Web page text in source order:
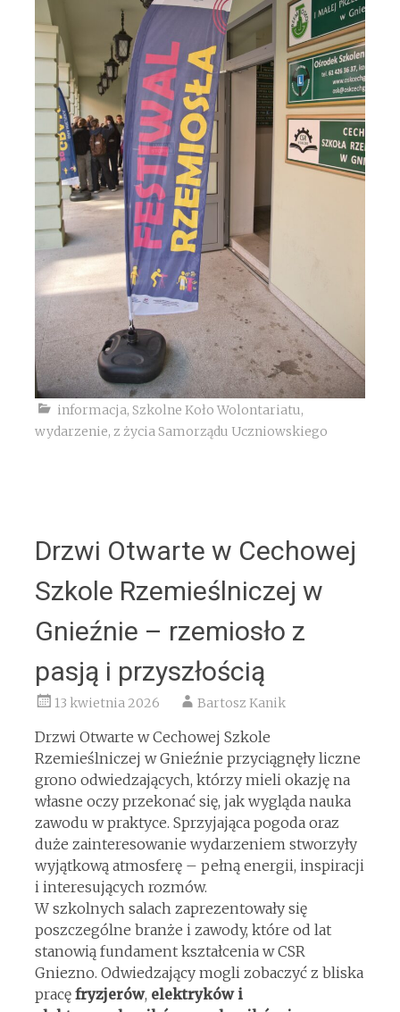
informacja, Szkolne Koło Wolontariatu,
wydarzenie, z życia Samorządu Uczniowskiego
Drzwi Otwarte w Cechowej
Szkole Rzemieślniczej w
Gnieźnie – rzemiosło z
pasją i przyszłością
13 kwietnia 2026 Bartosz Kanik
Drzwi Otwarte w Cechowej Szkole
Rzemieślniczej w Gnieźnie przyciągnęły liczne
grono odwiedzających, którzy mieli okazję na
własne oczy przekonać się, jak wygląda nauka
zawodu w praktyce. Sprzyjająca pogoda oraz
duże zainteresowanie wydarzeniem stworzyły
wyjątkową atmosferę – pełną energii, inspiracji
i interesujących rozmów.
W szkolnych salach zaprezentowały się
poszczególne branże i zawody, które od lat
stanowią fundament kształcenia w CSR
Gniezno. Odwiedzający mogli zobaczyć z bliska
pracę fryzjerów, elektryków i